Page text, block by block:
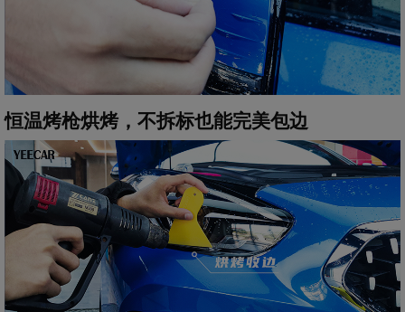
恒温烤枪烘烤，不拆标也能完美包边